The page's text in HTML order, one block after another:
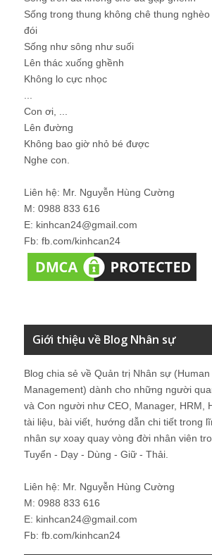
Sống trong thung không chê thung nghèo
đói
Sống như sông như suối
Lên thác xuống ghềnh
Không lo cực nhọc
Con ơi, ...
Lên đường
Không bao giờ nhỏ bé được
Nghe con.
Liên hệ: Mr. Nguyễn Hùng Cường
M: 0988 833 616
E: kinhcan24@gmail.com
Fb: fb.com/kinhcan24
Giới thiệu về Blog Nhân sự
Blog chia sẻ về Quản trị Nhân sự
Management) dành cho những người
và Con người như CEO, Manager, HRM,
tài liệu, bài viết, hướng dẫn chi tiết trong
nhân sự xoay quay vòng đời nhân viên
Tuyển - Dạy - Dùng - Giữ - Thải.
Liên hệ: Mr. Nguyễn Hùng Cường
M: 0988 833 616
E: kinhcan24@gmail.com
Fb: fb.com/kinhcan24